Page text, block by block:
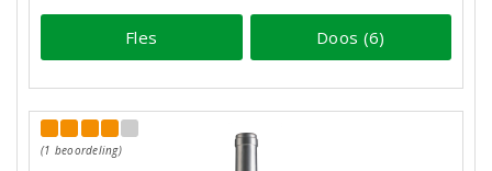
Fles Doos (6)
(1 beoordeling)